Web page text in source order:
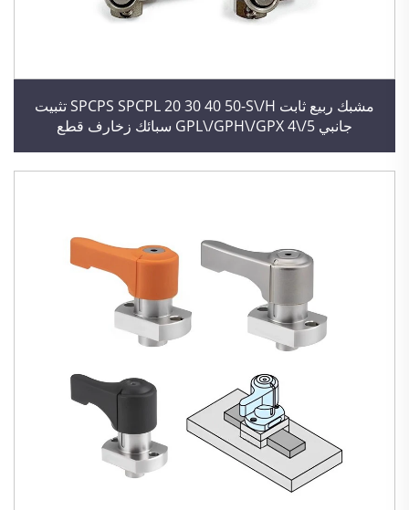
مشبك ربيع ثابت SPCPS SPCPL 20 30 40 50-S\/H تثبيت
جانبي GPL\/GPH\/GPX 4\/5 سبائك زخارف قطع